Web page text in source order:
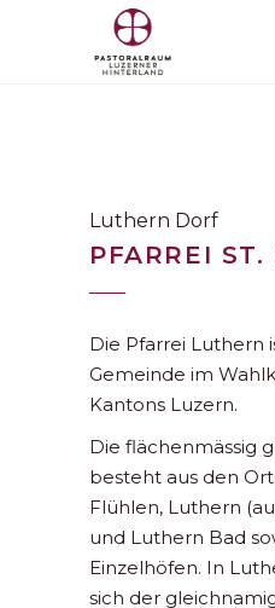
Luthern Dorf
PFARREI ST.
Die Pfarrei Luthern
Gemeinde im
Kantons Luzern.
Die flächenmässig
besteht aus den
Flühlen, Luthern
und Luthern Bad
Einzelhöfen. In
sich der